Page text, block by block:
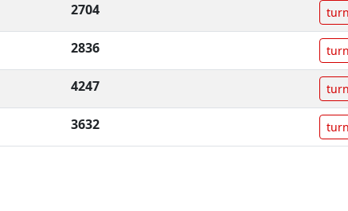
2704
2836
4247
3632